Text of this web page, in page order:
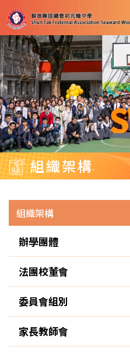
組織架構
組織架構
辦學團體
法團校董會
委員會組別
家長教師會